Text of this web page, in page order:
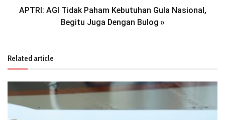
APTRI: AGI Tidak Paham Kebutuhan Gula Nasional,
Begitu Juga Dengan Bulog »
Related article